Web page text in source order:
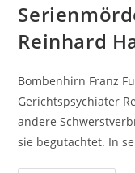
Reinhard
Bombenhirn Franz
Gerichtspsychiater
andere
sie begutachtet. In